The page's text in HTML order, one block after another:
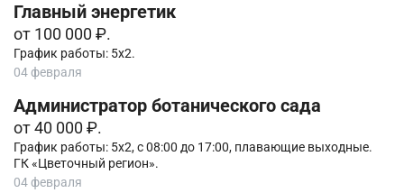
Главный энергетик
от 100 000 ₽.
График работы: 5х2.
04 февраля
Администратор ботанического сада
от 40 000 ₽.
График работы: 5х2, с 08:00 до 17:00, плавающие выходные.
ГК «Цветочный регион».
04 февраля